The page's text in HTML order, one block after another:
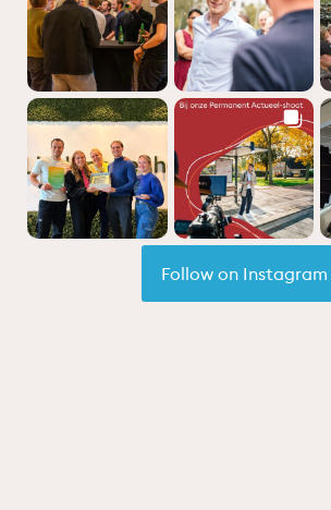
Follow on Instagram